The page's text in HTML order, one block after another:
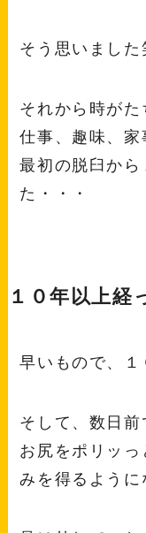
そう思いました
それから時がた
仕事、趣味、家
最初の脱臼から
た・・・
１０年以上経
早いもので、１
そして、数日前
お尻をポリッ
みを得るように